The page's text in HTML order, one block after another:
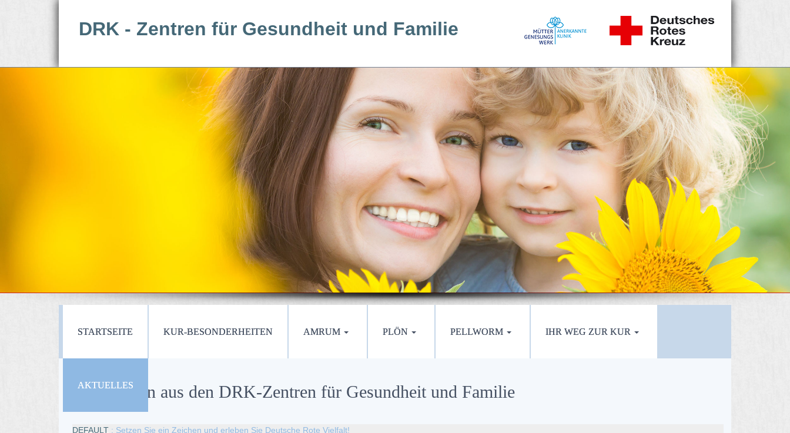
DRK - Zentren für Gesundheit und Familie
STARTSEITE KUR-BESONDERHEITEN AMRUM PLÖN PELLWORM IHR WEG ZUR KUR
AKTUELLES
Neuigkeiten aus den DRK-Zentren für Gesundheit und Familie
DEFAULT : Setzen Sie ein Zeichen und erleben Sie Deutsche Rote Vielfalt!